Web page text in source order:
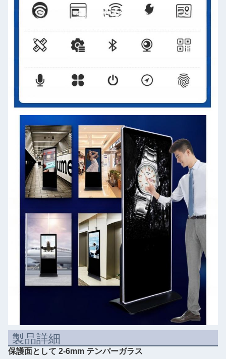
製品詳細
保護面として 2-6mm テンパーガラス